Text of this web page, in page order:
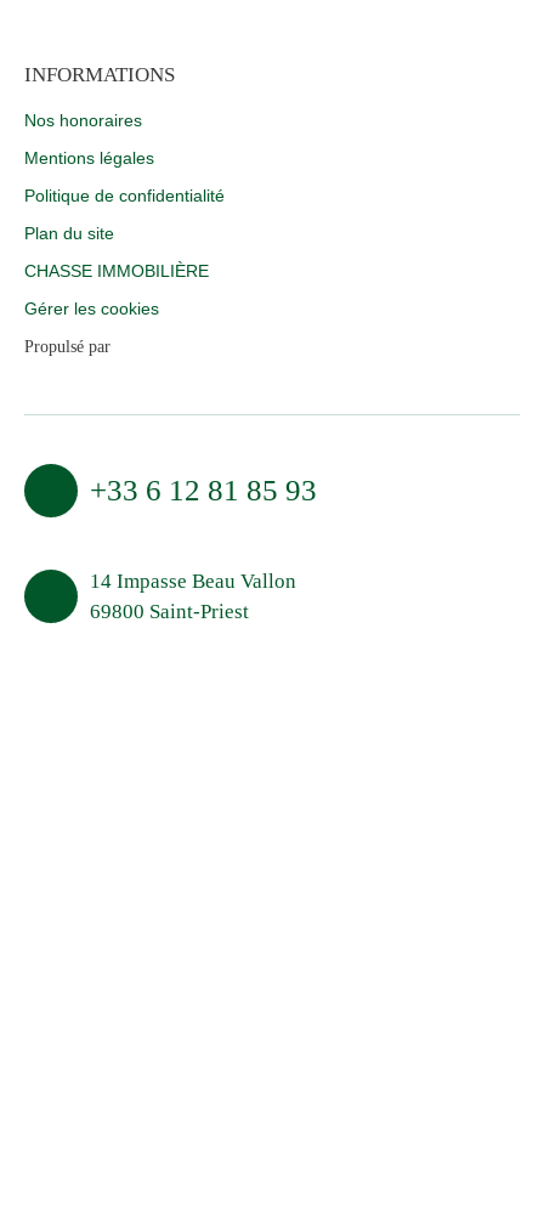
INFORMATIONS
Nos honoraires
Mentions légales
Politique de confidentialité
Plan du site
CHASSE IMMOBILIÈRE
Gérer les cookies
Propulsé par
+33 6 12 81 85 93
14 Impasse Beau Vallon
69800 Saint-Priest